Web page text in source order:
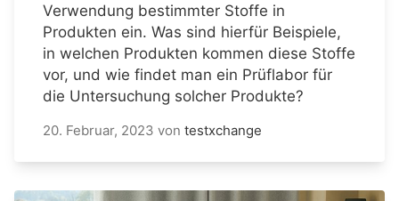
Verwendung bestimmter Stoffe in
Produkten ein. Was sind hierfür Beispiele,
in welchen Produkten kommen diese Stoffe
vor, und wie findet man ein Prüflabor für
die Untersuchung solcher Produkte?
20. Februar, 2023 von testxchange